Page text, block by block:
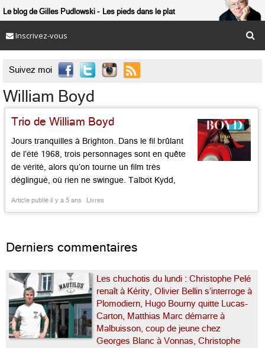
Le blog de Gilles Pudlowski Les pieds dans le plat
Inscrivez-vous
Suivez moi 
William Boyd
Trio de William Boyd
Jours tranquilles à Brighton. Dans le fil brûlant
de l’été 1968, trois personnages sont en quête
de vérité, alors qu’on tourne un film très
déglingué, où rien ne swingue. Talbot Kydd,
de l’heure, le scénario qui boîte, les acteurs mal
Article publié il y a 5 ans Livres
Derniers commentaires
Les chuchotis du lundi : Christophe Pelé
renaît à Kérity, Olivier Bellin s’interroge à
Plomodiern, Hugo Bourny quitte Lucas-
Carton, Matthias Marc démarre à
Malbuisson, coup de jeune chez
Georges Blanc à Vonnas, Christophe